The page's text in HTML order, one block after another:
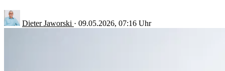
Dieter Jaworski · 09.05.2026, 07:16 Uhr